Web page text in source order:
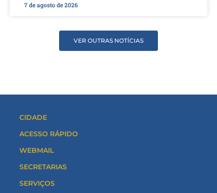
7 de agosto de 2026
VER OUTRAS NOTÍCIAS
CIDADE
ACESSO RÁPIDO
WEBMAIL
SECRETARIAS
SERVIÇOS